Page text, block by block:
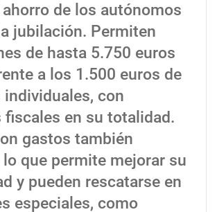
de los autónomos
jubilación. Permiten
de hasta 5.750 euros
a los 1.500 euros de
individuales, con
fiscales en su totalidad.
gastos también
que permite mejorar su
y pueden rescatarse en
especiales, como